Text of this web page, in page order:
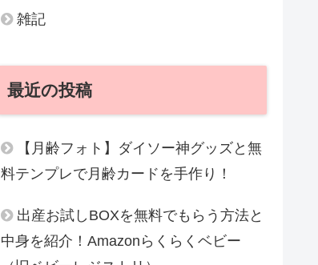
雑記
最近の投稿
【月齢フォト】ダイソー神グッズと無
料テンプレで月齢カードを手作り！
出産お試しBOXを無料でもらう方法と
中身を紹介！Amazonらくらくベビー